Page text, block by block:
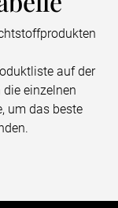
auf der
einzelnen
um das beste